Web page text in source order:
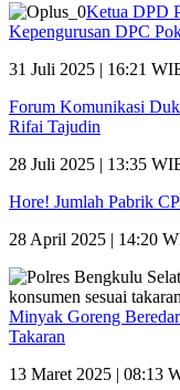
Ketua DPD
Kepengurusan DPC
31 Juli 2025 | 16:21
Forum Komunikasi
Rifai Tajudin
28 Juli 2025 | 13:35
Hore! Jumlah Pabrik
28 April 2025 | 14:20
Minyak Goreng
Takaran
13 Maret 2025 | 08:13